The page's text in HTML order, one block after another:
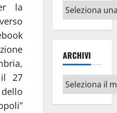
la
27
Altri
argomenti
ARCHIVI
Archivi